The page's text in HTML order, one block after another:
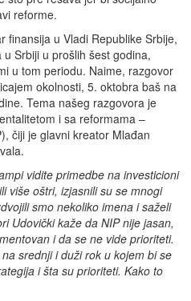
reforme.
finansija u Vladi Republike Srbije,
Srbiji u prošlih šest godina,
u tom periodu. Naime, razgovor
okolnosti, 5. oktobra baš na
Tema našeg razgovora je
i sa reformama –
čiji je glavni kreator Mlađan
vidite primedbe na investicioni
više oštri, izjasnili su se mnogi
smo nekoliko imena i saželi
Udovički kaže da NIP nije jasan,
i da se ne vide prioriteti.
srednji i duži rok u kojem bi se
i šta su prioriteti. Kako to